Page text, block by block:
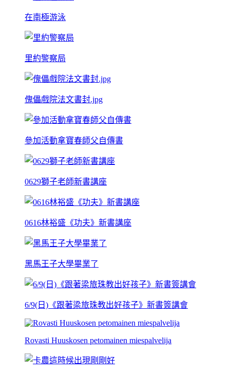
在南極游泳
里約警察局
傀儡戲院法文書封.jpg
參加活動拿寶春師父自傳書
0629獅子老師新書講座
0616林裕盛《功夫》新書講座
黑馬王子大學畢業了
6/9(日)《跟著梁旅珠教出好孩子》新書簽講會
Rovasti Huuskosen petomainen miespalvelija